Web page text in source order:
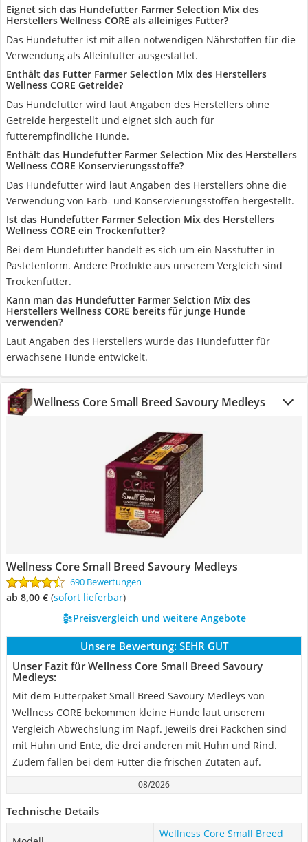
Eignet sich das Hundefutter Farmer Selection Mix des
Herstellers Wellness CORE als alleiniges Futter?
Das Hundefutter ist mit allen notwendigen Nährstoffen für die
Verwendung als Alleinfutter ausgestattet.
Enthält das Futter Farmer Selection Mix des Herstellers
Wellness CORE Getreide?
Das Hundefutter wird laut Angaben des Herstellers ohne
Getreide hergestellt und eignet sich auch für
futterempfindliche Hunde.
Enthält das Hundefutter Farmer Selection Mix des Herstellers
Wellness CORE Konservierungsstoffe?
Das Hundefutter wird laut Angaben des Herstellers ohne die
Verwendung von Farb- und Konservierungsstoffen hergestellt.
Ist das Hundefutter Farmer Selection Mix des Herstellers
Wellness CORE ein Trockenfutter?
Bei dem Hundefutter handelt es sich um ein Nassfutter in
Pastetenform. Andere Produkte aus unserem Vergleich sind
Trockenfutter.
Kann man das Hundefutter Farmer Selction Mix des
Herstellers Wellness CORE bereits für junge Hunde
verwenden?
Laut Angaben des Herstellers wurde das Hundefutter für
erwachsene Hunde entwickelt.
Wellness Core Small Breed Savoury Medleys
Wellness Core Small Breed Savoury Medleys
690 Bewertungen
ab 8,00 € ( Sofort lieferbar)
Preisvergleich und weitere Angebote
Unsere Bewertung: SEHR GUT
Unser Fazit für Wellness Core Small Breed Savoury
Medleys:
Mit dem Futterpaket Small Breed Savoury Medleys von
Wellness CORE bekommen kleine Hunde laut unserem
Vergleich Abwechslung im Napf. Jeweils drei Päckchen sind
mit Huhn und Ente, die drei anderen mit Huhn und Rind.
Zudem fallen bei dem Futter die frischen Zutaten auf.
08/2026
Technische Details
Wellness Core Small Breed